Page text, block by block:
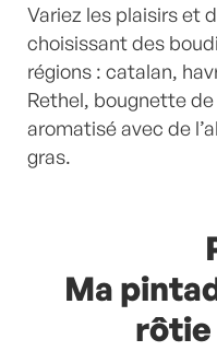
Variez les plaisirs et
choisissant des
régions : catalan,
Rethel, bougnette
aromatisé avec de
gras.
Ma